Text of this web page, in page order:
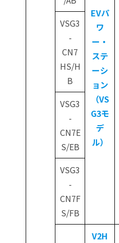
EVパ
ワ
ー・
ステ
ーシ
ョン
（VS
G3モ
デ
ル）
VSG3
-
CN7
HS/H
B
VSG3
-
CN7E
S/EB
VSG3
-
CN7F
S/FB
V2H